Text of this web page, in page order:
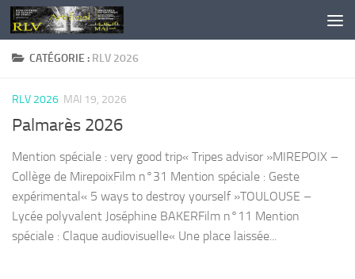
Au dessous du contenu
CATÉGORIE : RLV 2026
RLV 2026 MAI 19, 2026
Palmarès 2026
Mention spéciale : very good trip« Tripes advisor »MIREPOIX –
Collège de MirepoixFilm n°31 Mention spéciale : Geste
expérimental« 5 ways to destroy yourself »TOULOUSE –
Lycée polyvalent Joséphine BAKERFilm n°11 Mention
spéciale : Claque audiovisuelle« Une place laissée...